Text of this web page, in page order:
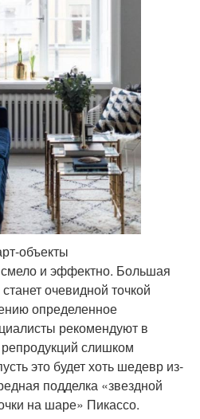
объекты
смело и эффектно. Большая
очевидной точкой
определенное
рекомендуют в
слишком
это будет хоть шедевр из-
подделка «звездной
на шаре» Пикассо.